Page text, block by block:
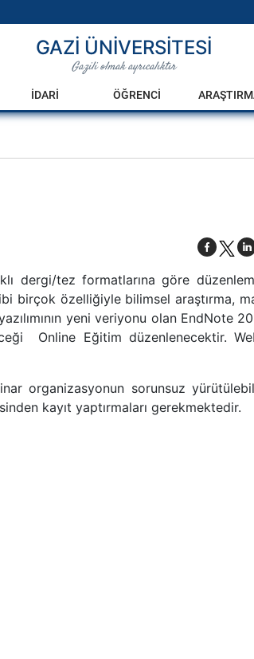
GAZİ ÜNİVERSİTESİ
Gazili olmak ayrıcalıktır
İDARİ ÖĞRENCİ
dergi/tez formatlarına göre
birçok özelliğiyle bilimsel araştırma,
yeni veriyonu olan EndNote
Online Eğitim düzenlenecektir.
organizasyonun sorunsuz
kayıt yaptırmaları gerekmektedir.